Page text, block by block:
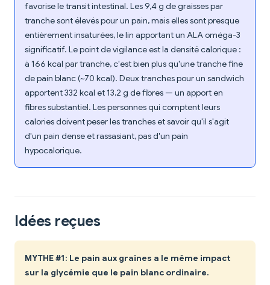
favorise le transit intestinal. Les 9,4 g de graisses par
tranche sont élevés pour un pain, mais elles sont presque
entièrement insaturées, le lin apportant un ALA oméga-3
significatif. Le point de vigilance est la densité calorique :
à 166 kcal par tranche, c'est bien plus qu'une tranche fine
de pain blanc (~70 kcal). Deux tranches pour un sandwich
apportent 332 kcal et 13,2 g de fibres — un apport en
fibres substantiel. Les personnes qui comptent leurs
calories doivent peser les tranches et savoir qu'il s'agit
d'un pain dense et rassasiant, pas d'un pain
hypocalorique.
Idées reçues
MYTHE #1: Le pain aux graines a le même impact
sur la glycémie que le pain blanc ordinaire.